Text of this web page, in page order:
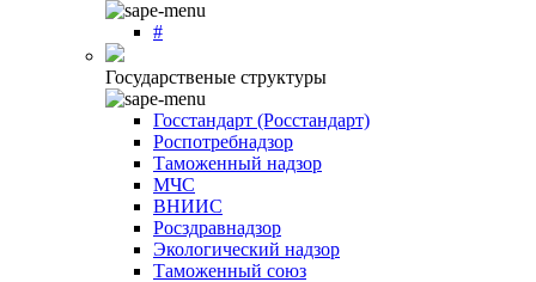
#
Государственые структуры
Госстандарт (Росстандарт)
Роспотребнадзор
Таможенный надзор
МЧС
ВНИИС
Росздравнадзор
Экологический надзор
Таможенный союз